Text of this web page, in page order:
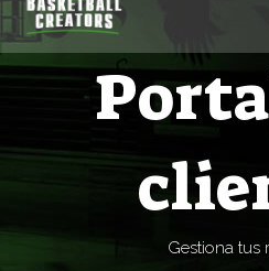
Gestiona tus